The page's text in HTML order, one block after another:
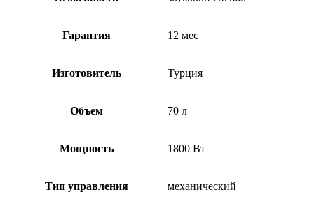
Гарантия 12 мес
Изготовитель Турция
Объем 70 л
Мощность 1800 Вт
Тип управления механический